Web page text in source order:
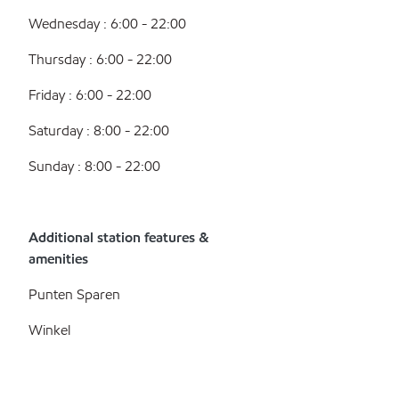
Wednesday : 6:00 - 22:00
Thursday : 6:00 - 22:00
Friday : 6:00 - 22:00
Saturday : 8:00 - 22:00
Sunday : 8:00 - 22:00
Additional station features &
amenities
Punten Sparen
Winkel